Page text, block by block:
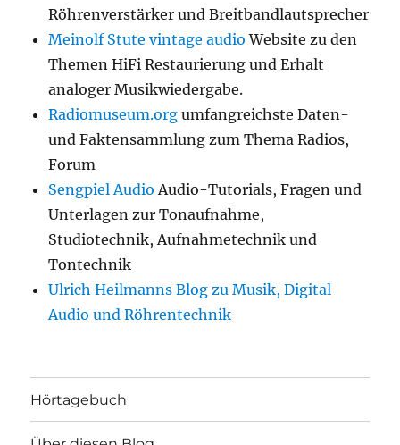
Röhrenverstärker und Breitbandlautsprecher
Meinolf Stute vintage audio Website zu den
Themen HiFi Restaurierung und Erhalt
analoger Musikwiedergabe.
Radiomuseum.org umfangreichste Daten-
und Faktensammlung zum Thema Radios,
Forum
Sengpiel Audio Audio-Tutorials, Fragen und
Unterlagen zur Tonaufnahme,
Studiotechnik, Aufnahmetechnik und
Tontechnik
Ulrich Heilmanns Blog zu Musik, Digital
Audio und Röhrentechnik
Hörtagebuch